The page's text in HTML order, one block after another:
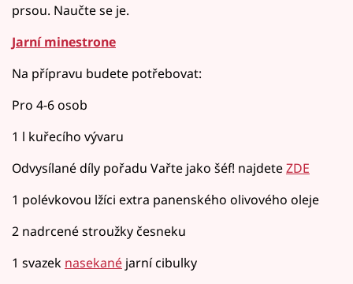
prsou. Naučte se je.
Jarní minestrone
Na přípravu budete potřebovat:
Pro 4-6 osob
1 l kuřecího vývaru
Odvysílané díly pořadu Vařte jako šéf! najdeteZDE
1 polévkovou lžíci extra panenského olivového oleje
2 nadrcené stroužky česneku
1 svazek nasekané jarní cibulky